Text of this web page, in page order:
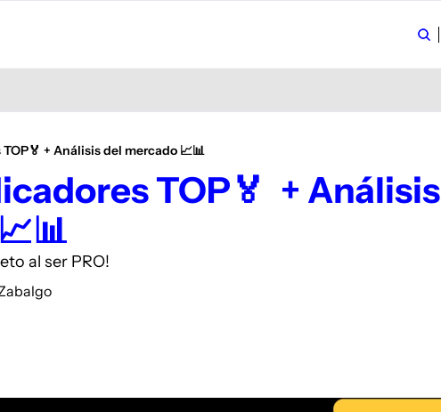
+ Análisis del mercado 📈📊
TOP🏅  + Análisis
al ser PRO!